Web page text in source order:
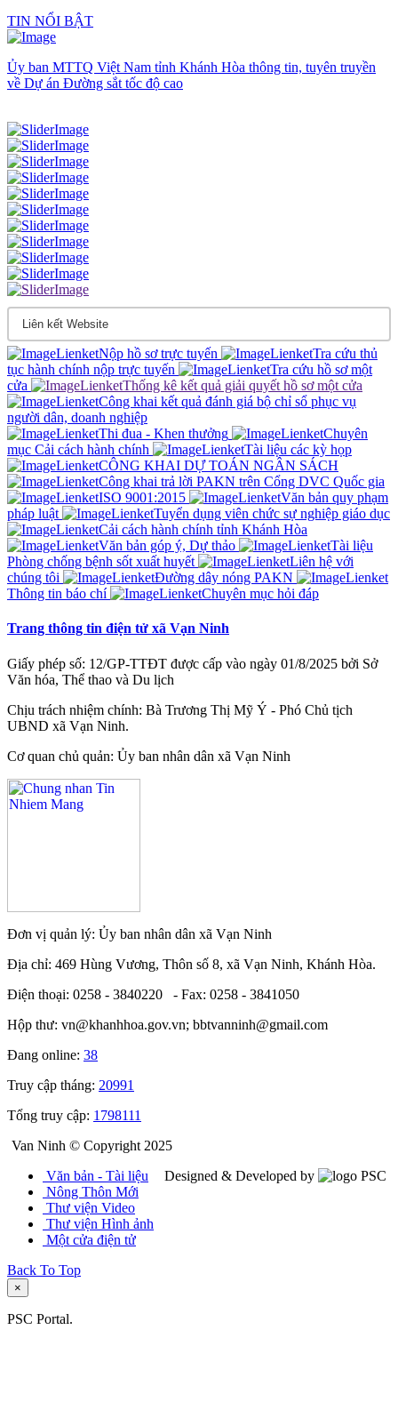
TIN NỔI BẬT
Ủy ban MTTQ Việt Nam tỉnh Khánh Hòa thông tin, tuyên truyền
về Dự án Đường sắt tốc độ cao
Nộp hồ sơ trực tuyến
Tra cứu thủ
tục hành chính nộp trực tuyến
Tra cứu hồ sơ một
cửa
Thống kê kết quả giải quyết hồ sơ một cửa
Công khai kết quả đánh giá bộ chỉ sổ phục vụ
người dân, doanh nghiệp
Thi đua - Khen thưởng
Chuyên
mục Cải cách hành chính
Tài liệu các kỳ họp
CÔNG KHAI DỰ TOÁN NGÂN SÁCH
Công khai trả lời PAKN trên Cổng DVC Quốc gia
ISO 9001:2015
Văn bản quy phạm
pháp luật
Tuyển dụng viên chức sự nghiệp giáo dục
Cải cách hành chính tỉnh Khánh Hòa
Văn bản góp ý, Dự thảo
Tài liệu
Phòng chống bệnh sốt xuất huyết
Liên hệ với
chúng tôi
Đường dây nóng PAKN
Thông tin báo chí
Chuyên mục hỏi đáp
Trang thông tin điện tử xã Vạn Ninh
Giấy phép số: 12/GP-TTĐT được cấp vào ngày 01/8/2025 bởi Sở
Văn hóa, Thể thao và Du lịch
Chịu trách nhiệm chính: Bà Trương Thị Mỹ Ý - Phó Chủ tịch
UBND xã Vạn Ninh.
Cơ quan chủ quản: Ủy ban nhân dân xã Vạn Ninh
Đơn vị quản lý: Ủy ban nhân dân xã Vạn Ninh
Địa chỉ: 469 Hùng Vương, Thôn số 8, xã Vạn Ninh, Khánh Hòa.
Điện thoại: 0258 - 3840220 - Fax: 0258 - 3841050
Hộp thư: vn@khanhhoa.gov.vn; bbtvanninh@gmail.com
Đang online: 38
Truy cập tháng: 20991
Tổng truy cập: 1798111
Van Ninh © Copyright 2025
Designed & Developed by
Văn bản - Tài liệu
Nông Thôn Mới
Thư viện Video
Thư viện Hình ảnh
Một cửa điện tử
Back To Top
×
PSC Portal.